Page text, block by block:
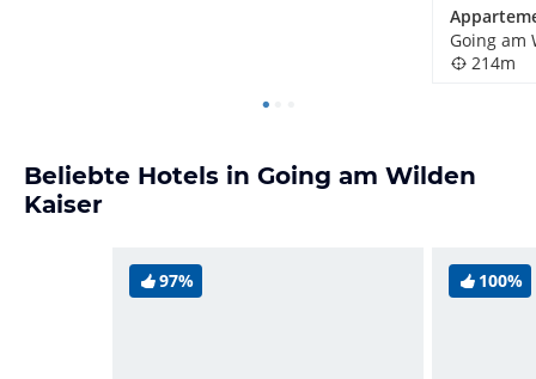
214m
Beliebte Hotels in Going am Wilden
Kaiser
97% 100%